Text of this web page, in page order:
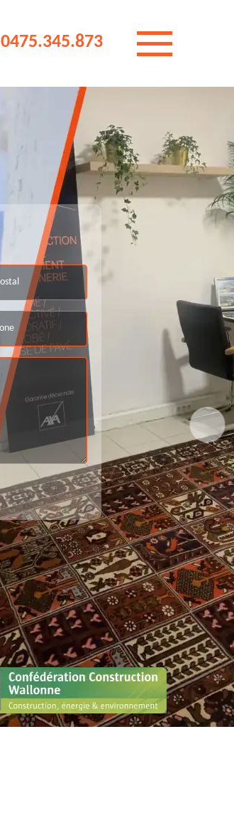
0475.345.873